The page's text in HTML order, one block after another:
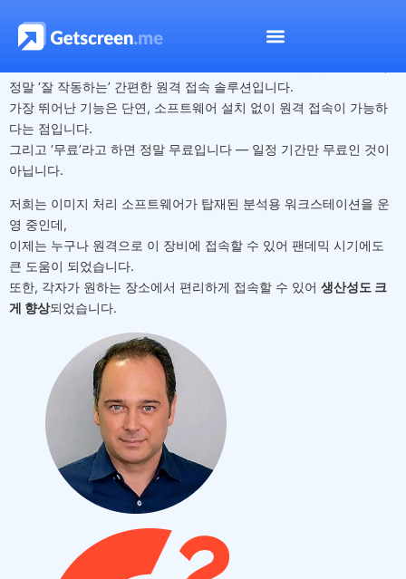
José Rino
정말 ‘잘 작동하는’ 간편한 원격 접속 솔루션입니다.
가장 뛰어난 기능은 단연, 소프트웨어 설치 없이 원격 접속이 가능하
다는 점입니다.
그리고 ‘무료’라고 하면 정말 무료입니다 — 일정 기간만 무료인 것이
아닙니다.
저희는 이미지 처리 소프트웨어가 탑재된 분석용 워크스테이션을 운
영 중인데,
이제는 누구나 원격으로 이 장비에 접속할 수 있어 팬데믹 시기에도
큰 도움이 되었습니다.
또한, 각자가 원하는 장소에서 편리하게 접속할 수 있어 생산성도 크
게 향상되었습니다.